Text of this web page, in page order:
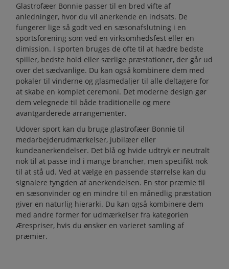
Glastrofæer Bonnie passer til en bred vifte af
anledninger, hvor du vil anerkende en indsats. De
fungerer lige så godt ved en sæsonafslutning i en
sportsforening som ved en virksomhedsfest eller en
dimission. I sporten bruges de ofte til at hædre bedste
spiller, bedste hold eller særlige præstationer, der går ud
over det sædvanlige. Du kan også kombinere dem med
pokaler til vinderne og glasmedaljer til alle deltagere for
at skabe en komplet ceremoni. Det moderne design gør
dem velegnede til både traditionelle og mere
avantgarderede arrangementer.
Udover sport kan du bruge glastrofæer Bonnie til
medarbejderudmærkelser, jubilæer eller
kundeanerkendelser. Det blå og hvide udtryk er neutralt
nok til at passe ind i mange brancher, men specifikt nok
til at stå ud. Ved at vælge en passende størrelse kan du
signalere tyngden af anerkendelsen. En stor præmie til
en sæsonvinder og en mindre til en månedlig præstation
giver en naturlig hierarki. Du kan også kombinere dem
med andre former for udmærkelser fra kategorien
Ærespriser, hvis du ønsker en varieret samling af
præmier.